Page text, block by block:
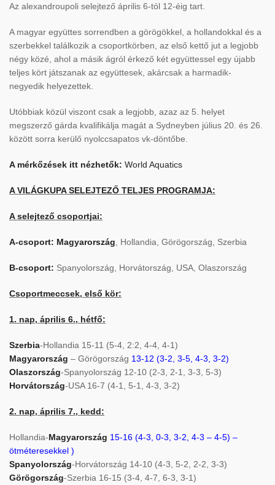
Az alexandroupoli selejtező április 6-tól 12-éig tart.
A magyar együttes sorrendben a görögökkel, a hollandokkal és a
szerbekkel találkozik a csoportkörben, az első kettő jut a legjobb
négy közé, ahol a másik ágról érkező két együttessel egy újabb
teljes kört játszanak az együttesek, akárcsak a harmadik-
negyedik helyezettek.
Utóbbiak közül viszont csak a legjobb, azaz az 5. helyet
megszerző gárda kvalifikálja magát a Sydneyben július 20. és 26.
között sorra kerülő nyolccsapatos vk-döntőbe.
A mérkőzések itt nézhetők: World Aquatics
A VILÁGKUPA SELEJTEZŐ TELJES PROGRAMJA:
A selejtező csoportjai:
A-csoport: Magyarország , Hollandia, Görögország, Szerbia
B-csoport: Spanyolország, Horvátország, USA, Olaszország
Csoportmeccsek, első kör:
1. nap, április 6., hétfő:
Szerbia-Hollandia 15-11 (5-4, 2:2, 4-4, 4-1)
Magyarország – Görögország 13-12 (3-2, 3-5, 4-3, 3-2)
Olaszország-Spanyolország 12-10 (2-3, 2-1, 3-3, 5-3)
Horvátország-USA 16-7 (4-1, 5-1, 4-3, 3-2)
2. nap, április 7., kedd:
Hollandia-Magyarország 15-16 (4-3, 0-3, 3-2, 4-3 – 4-5) –
ötméteresekkel )
Spanyolország-Horvátország 14-10 (4-3, 5-2, 2-2, 3-3)
Görögország-Szerbia 16-15 (3-4, 4-7, 6-3, 3-1)